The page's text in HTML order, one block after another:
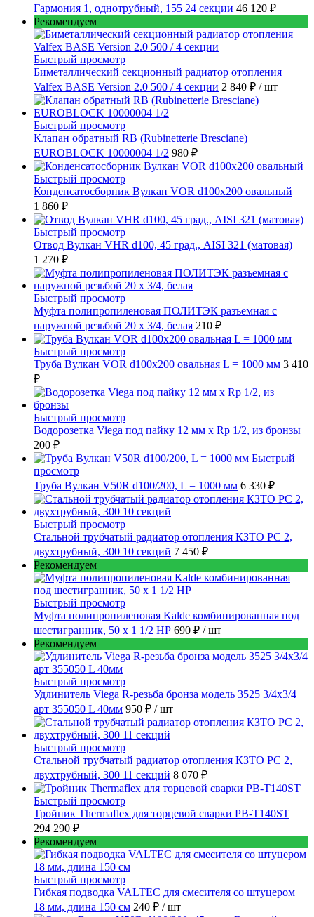
Гармония 1, однотрубный, 155 24 секции 46 120 ₽
Рекомендуем
Быстрый просмотр
Биметаллический секционный радиатор отопления
Valfex BASE Version 2.0 500 / 4 секции 2 840 ₽ / шт
Быстрый просмотр
Клапан обратный RB (Rubinetterie Bresciane)
EUROBLOCK 10000004 1/2 980 ₽
Быстрый просмотр
Конденсатосборник Вулкан VOR d100x200 овальный
1 860 ₽
Быстрый просмотр
Отвод Вулкан VHR d100, 45 град., AISI 321 (матовая)
1 270 ₽
Быстрый просмотр
Муфта полипропиленовая ПОЛИТЭК разъемная с
наружной резьбой 20 x 3/4, белая 210 ₽
Быстрый просмотр
Труба Вулкан VOR d100x200 овальная L = 1000 мм 3 410
₽
Быстрый просмотр
Водорозетка Viega под пайку 12 мм х Rp 1/2, из бронзы
200 ₽
Быстрый
просмотр
Труба Вулкан V50R d100/200, L = 1000 мм 6 330 ₽
Быстрый просмотр
Стальной трубчатый радиатор отопления КЗТО РС 2,
двухтрубный, 300 10 секций 7 450 ₽
Рекомендуем
Быстрый просмотр
Муфта полипропиленовая Kalde комбинированная под
шестигранник, 50 x 1 1/2 НР 690 ₽ / шт
Рекомендуем
Быстрый просмотр
Удлинитель Viega R-резьба бронза модель 3525 3/4x3/4
арт 355050 L 40мм 950 ₽ / шт
Быстрый просмотр
Стальной трубчатый радиатор отопления КЗТО РС 2,
двухтрубный, 300 11 секций 8 070 ₽
Быстрый просмотр
Тройник Thermaflex для торцевой сварки PB-T140ST
294 290 ₽
Рекомендуем
Быстрый просмотр
Гибкая подводка VALTEC для смесителя со штуцером
18 мм, длина 150 см 240 ₽ / шт